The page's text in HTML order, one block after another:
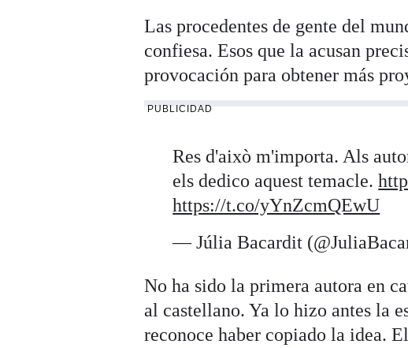
Las procedentes de gente del
confiesa. Esos que la acusan
provocación para obtener más
PUBLICIDAD
Res d'això m'importa. Als
els dedico aquest temacle.
https://t.co/yYnZcmQEwU
— Júlia Bacardit
No ha sido la primera autora en
al castellano. Ya lo hizo antes la
reconoce haber copiado la idea.